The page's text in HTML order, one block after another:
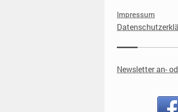
Impressum
Newsletter an-